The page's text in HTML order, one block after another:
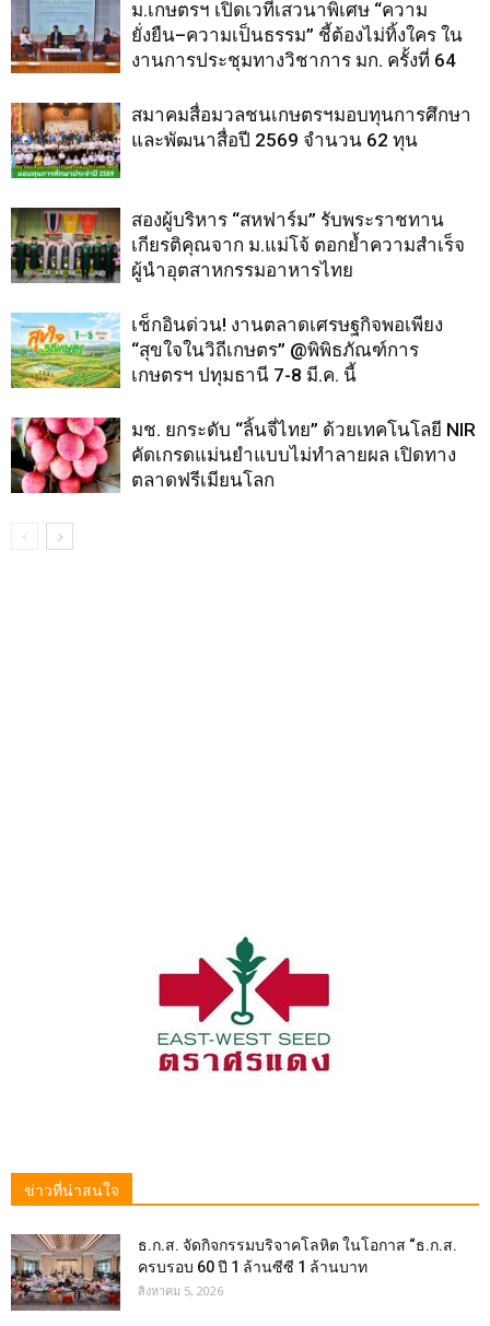
ม.เกษตรฯ เปิดเวทีเสวนาพิเศษ “ความ
ยั่งยืน–ความเป็นธรรม” ชี้ต้องไม่ทิ้งใคร ใน
งานการประชุมทางวิชาการ มก. ครั้งที่ 64
สมาคมสื่อมวลชนเกษตรฯมอบทุนการศึกษา
และพัฒนาสื่อปี 2569 จำนวน 62 ทุน
สองผู้บริหาร “สหฟาร์ม” รับพระราชทาน
เกียรติคุณจาก ม.แม่โจ้ ตอกย้ำความสำเร็จ
ผู้นำอุตสาหกรรมอาหารไทย
เช็กอินด่วน! งานตลาดเศรษฐกิจพอเพียง
“สุขใจในวิถีเกษตร” @พิพิธภัณฑ์การ
เกษตรฯ ปทุมธานี 7-8 มี.ค. นี้
มช. ยกระดับ “ลิ้นจี่ไทย” ด้วยเทคโนโลยี NIR
คัดเกรดแม่นยำแบบไม่ทำลายผล เปิดทาง
ตลาดฟรีเมียนโลก
ข่าวที่น่าสนใจ
ธ.ก.ส. จัดกิจกรรมบริจาคโลหิต ในโอกาส “ธ.ก.ส.
ครบรอบ 60 ปี 1 ล้านซีซี 1 ล้านบาท
สิงหาคม 5, 2026